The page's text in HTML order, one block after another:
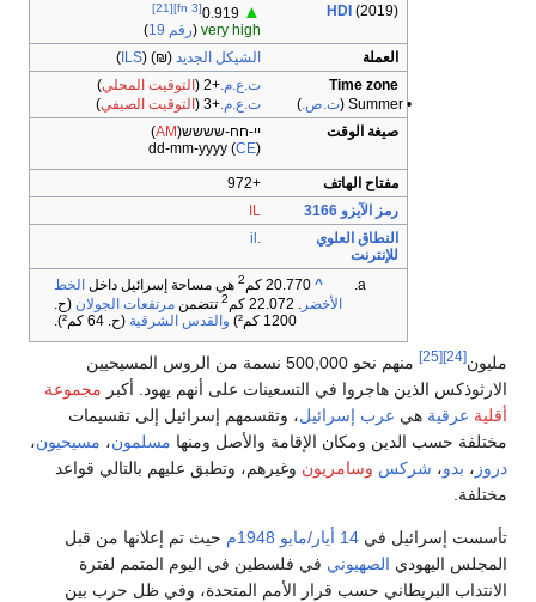
HDI (2019)
[fn 3]
[21]
very high
(رقم 19
)
الشيكل الجديد (
₪
‎) (
ILS
)
Time zone
ت.ع.م.+2
(التوقيت المحلي)
ت.ص.) ت.ع.م.+3
(التوقيت الصيفي)
صيغة الوقت
יי-חח-שששש ‎ (AM)
dd-mm-yyyy (
مفتاح الهاتف
رمز الآيزو 3166
النطاق العلوي
للإنترنت
^
2هي مساحة إسرائيل داخل الخط
الأخضر. 22.072 كم 2تتضمنمرتفعات الجولان(ح.
1200 كم²)
والقدس الشرقية(ح. 64 كم²).
منهم نحو 500,000 نسمة من الروس المسيحيين
الذين هاجروا في التسعينات على أنهم يهود. أكبر مجموعة
عرقيةهي عرب إسرائيل، وتقسمهم إسرائيل إلى تقسيمات
حسب الدين ومكان الإقامة والأصل ومنهامسلمون،مسيحيون،
،بدو ، شركس وسامريونوغيرهم، وتطبق عليهم بالتالي قواعد
إسرائيل في 14 أيار/مايو 1948م حيث تم إعلانها من قبل
اليهوديالصهيونيفي فلسطين في اليوم المتمم لفترة
البريطاني حسب قرار الأمم المتحدة، وفي ظل حرب بين